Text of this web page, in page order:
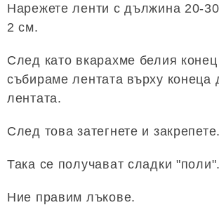
Нарежете ленти с дължина 20-
2 см.
След като вкарахме белия конец
събираме лентата върху конеца
лентата.
След това затегнете и закрепете.
Така се получават сладки "поли".
Ние правим лъкове.